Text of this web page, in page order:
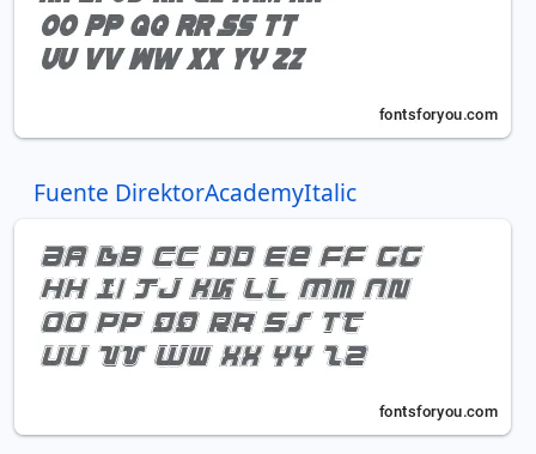
Fuente DirektorAcademyItalic